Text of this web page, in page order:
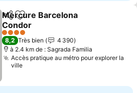
PartagerAjouter à mes favoris
Mercure Barcelona
Condor
4 Étoiles
8,2 Très bien
4 390
à 2.4 km de : Sagrada Familia
Accès pratique au métro pour explorer la
ville